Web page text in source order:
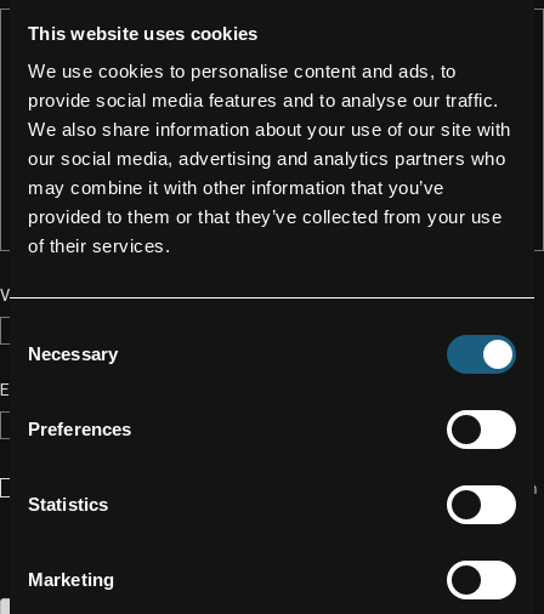
This website uses cookies
We use cookies to personalise content and ads, to
provide social media features and to analyse our traffic.
We also share information about your use of our site with
our social media, advertising and analytics partners who
may combine it with other information that you’ve
provided to them or that they’ve collected from your use
of their services.
Selection
Necessary
Preferences
Statistics
Marketing
VORNAME* NACHNAME*
E-MAIL*
gelesen und zur Kenntnis genommen
und willige in die Speicherung und Verarbeitung meiner Daten bis auf